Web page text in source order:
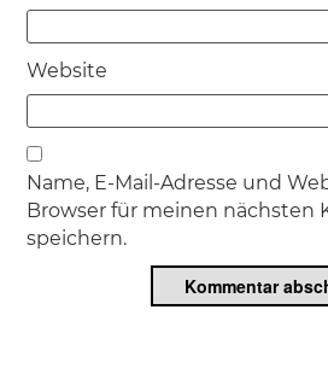
Website
Name, E-Mail-Adresse und
Browser für meinen nächsten
speichern.